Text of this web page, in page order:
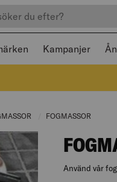
med Escape
Kampanjer
CURRENT PAGE:
FOGMASSOR
Använd vår